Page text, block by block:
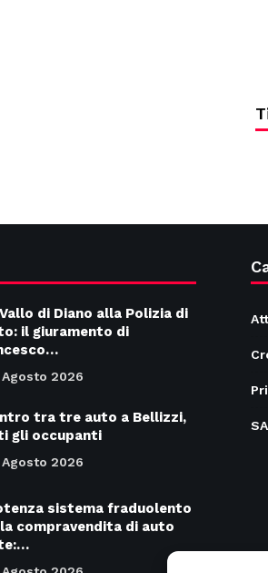
di Diano alla Polizia di
il giuramento di
Agosto 2026
tra tre auto a Bellizzi,
gli occupanti
Agosto 2026
sistema fraduolento
compravendita di auto